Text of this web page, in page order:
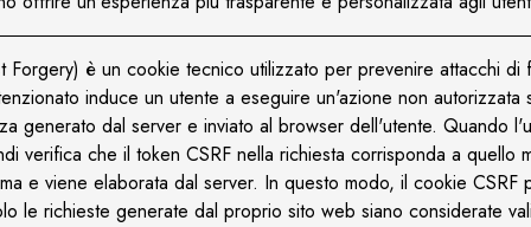
Forgery) è un cookie tecnico utilizzato per prevenire attacchi
induce un utente a eseguire un'azione non
generato dal server e inviato al browser dell'utente. Quando
verifica che il token CSRF nella richiesta corrisponda a
e viene elaborata dal server. In questo modo, il cookie
le richieste generate dal proprio sito web siano considerate